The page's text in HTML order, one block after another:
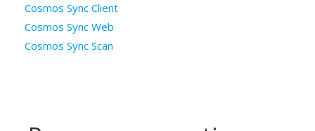
Connexion
Cosmos Sync Client
Cosmos Sync Web
Cosmos Sync Scan